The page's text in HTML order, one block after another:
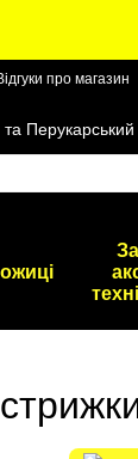
про магазин
Перукарський